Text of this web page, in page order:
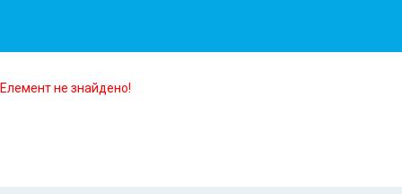
Елемент не знайдено!